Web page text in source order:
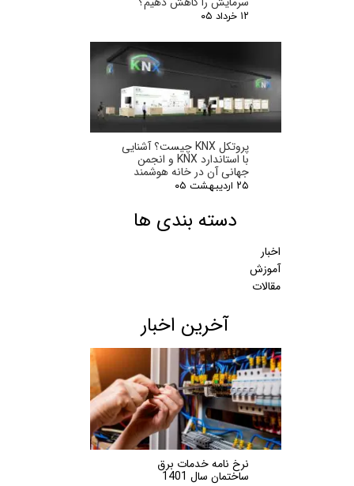
۱۲ خرداد ۰۵
پروتکل KNX چیست؟ آشنایی
با استاندارد KNX و انجمن
جهانی آن در خانه هوشمند
۲۵ اردیبهشت ۰۵
دسته بندی ها
اخبار
آموزش
مقالات
آخرین اخبار
نرخ نامه خدمات برق
ساختمان سال 1401